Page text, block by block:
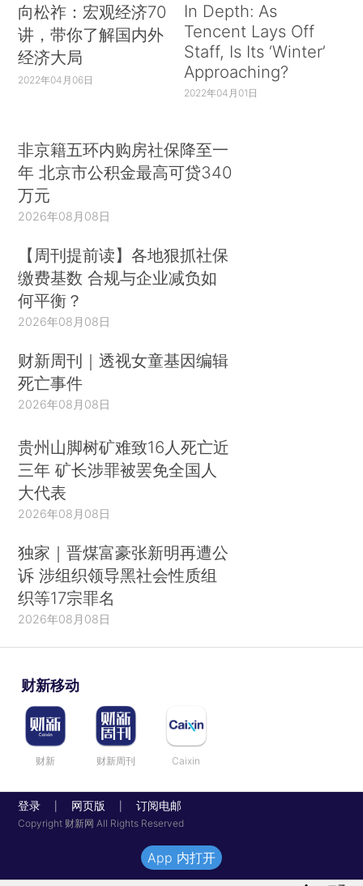
向松祚：宏观经济70
讲，带你了解国内外
经济大局
2022年04月06日
In Depth: As
Tencent Lays Off
Staff, Is Its ‘Winter’
Approaching?
2022年04月01日
非京籍五环内购房社保降至一
年 北京市公积金最高可贷340
万元
2026年08月08日
【周刊提前读】各地狠抓社保
缴费基数 合规与企业减负如
何平衡？
2026年08月08日
财新周刊｜透视女童基因编辑
死亡事件
2026年08月08日
贵州山脚树矿难致16人死亡近
三年 矿长涉罪被罢免全国人
大代表
2026年08月08日
独家｜晋煤富豪张新明再遭公
诉 涉组织领导黑社会性质组
织等17宗罪名
2026年08月08日
财新移动
财新 财新周刊 Caixin
登录 网页版 订阅电邮
Copyright 财新网 All Rights Reserved
App 内打开